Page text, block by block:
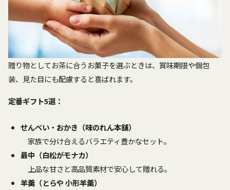
贈り物としてお茶に合うお菓子を選ぶときは、賞味期限や個包
装、見た目にも配慮すると喜ばれます。
定番ギフト5選：
せんべい・おかき（味のれん本舗）
家族で分け合えるバラエティ豊かなセット。
最中（白松がモナカ）
上品な甘さと高品質素材で安心して贈れる。
羊羹（とらや 小形羊羹）